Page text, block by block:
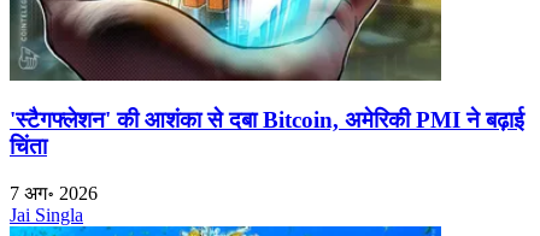
'स्टैगफ्लेशन' की आशंका से दबा Bitcoin, अमेरिकी PMI ने बढ़ाई
चिंता
7 अग॰ 2026
Jai Singla